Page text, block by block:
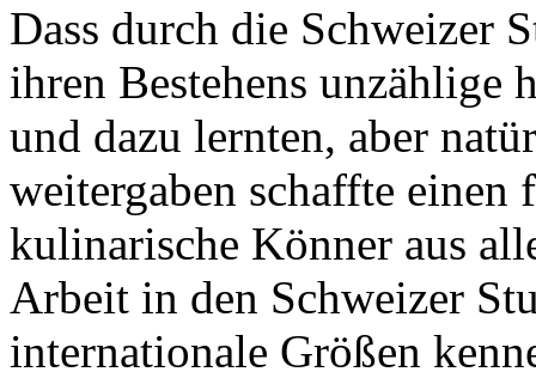
Dass durch die Schweizer
ihren Bestehens unzählige
und dazu lernten, aber
weitergaben schaffte
kulinarische Könner aus
Arbeit in den Schweizer
internationale Größen